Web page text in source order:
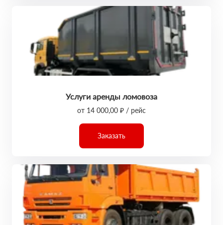
Услуги аренды ломовоза
от 14 000,00 ₽ / рейс
Заказать